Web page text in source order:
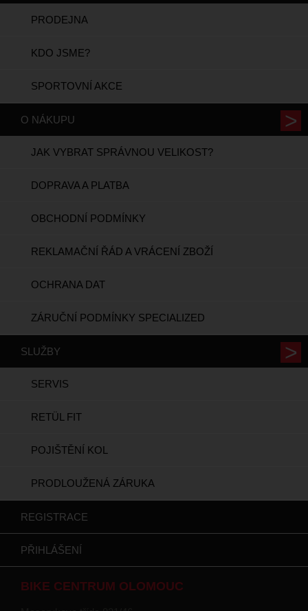
PRODEJNA
KDO JSME?
SPORTOVNÍ AKCE
O NÁKUPU
JAK VYBRAT SPRÁVNOU VELIKOST?
DOPRAVA A PLATBA
OBCHODNÍ PODMÍNKY
REKLAMAČNÍ ŘÁD A VRÁCENÍ ZBOŽÍ
OCHRANA DAT
ZÁRUČNÍ PODMÍNKY SPECIALIZED
SLUŽBY
SERVIS
RETÜL FIT
POJIŠTĚNÍ KOL
PRODLOUŽENÁ ZÁRUKA
REGISTRACE
PŘIHLÁŠENÍ
BIKE CENTRUM OLOMOUC